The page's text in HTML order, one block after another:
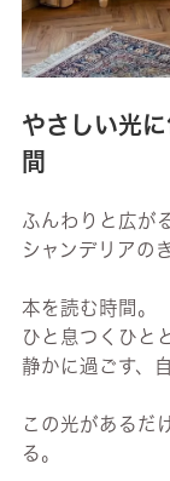
やさしい光
間
ふんわりと広が
シャンデリアの
本を読む時間。
ひと息つくひと
静かに過ごす、
この光があるだ
る。